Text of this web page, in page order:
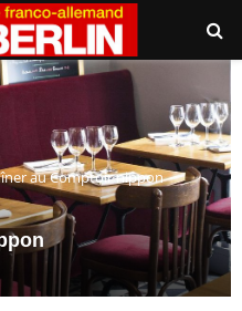
au Comptoir nippon